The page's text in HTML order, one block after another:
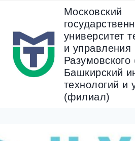
содержанию
Московский
университет
и управления
Башкирский
технологий и
(филиал)